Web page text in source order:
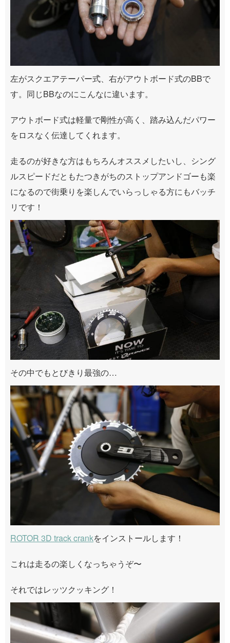
左がスクエアテーパー式、右がアウトボード式のBBで
す。同じBBなのにこんなに違います。
アウトボード式は軽量で剛性が高く、踏み込んだパワー
をロスなく伝達してくれます。
走るのが好きな方はもちろんオススメしたいし、シング
ルスピードだともたつきがちのストップアンドゴーも楽
になるので街乗りを楽しんでいらっしゃる方にもバッチ
リです！
その中でもとびきり最強の…
ROTOR 3D track crankをインストールします！
これは走るの楽しくなっちゃうぞ〜
それではレッツクッキング！